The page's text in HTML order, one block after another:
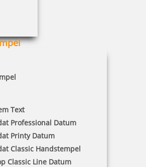
Text
Professional Datum
Printy Datum
Classic Handstempel
Classic Line Datum
94,47 €
Line 2400 Textstempel 58x27 mm